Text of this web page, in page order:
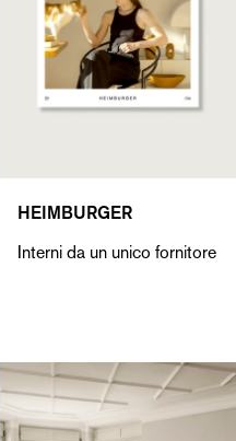
HEIMBURGER
Interni da un unico fornitore